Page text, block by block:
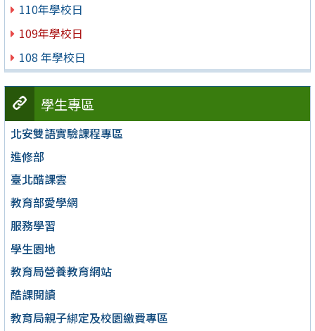
110年學校日
109年學校日
108 年學校日
學生專區
北安雙語實驗課程專區
進修部
臺北酷課雲
教育部愛學網
服務學習
學生園地
教育局營養教育網站
酷課閱讀
教育局親子綁定及校園繳費專區